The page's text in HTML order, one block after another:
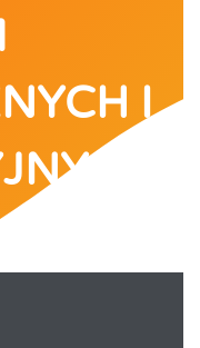
I